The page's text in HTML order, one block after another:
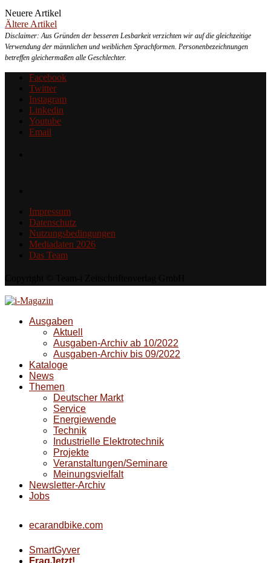
Neuere Artikel
Ältere Artikel
Disclaimer: Aus Gründen der besseren Lesbarkeit verzichten wir auf die gleichzeitige
Verwendung der männlichen und weiblichen Sprachformen. Personenbezeichnungen
betreffen gleichermaßen alle Geschlechter.
Facebook
Twitter
Instagram
Linkedin
Youtube
Email
Impressum
Datenschutz
Nutzungsbedingungen
Mediadaten 2026
Das Team
Ausgaben
Aktuell
Ausgaben-Archiv ab 10/2022
Ausgaben-Archiv bis 09/2022
Kataloge
News
Themen
Deutscher Markt
Service
Energiewende
Technik
Industrielle Elektrotechnik
Projekte
Veranstaltungen/Seminare
Meinungsvielfalt
Newsletter-Archiv
Jobs
ecarandbike.com
SmartGyver
FragJetzt!